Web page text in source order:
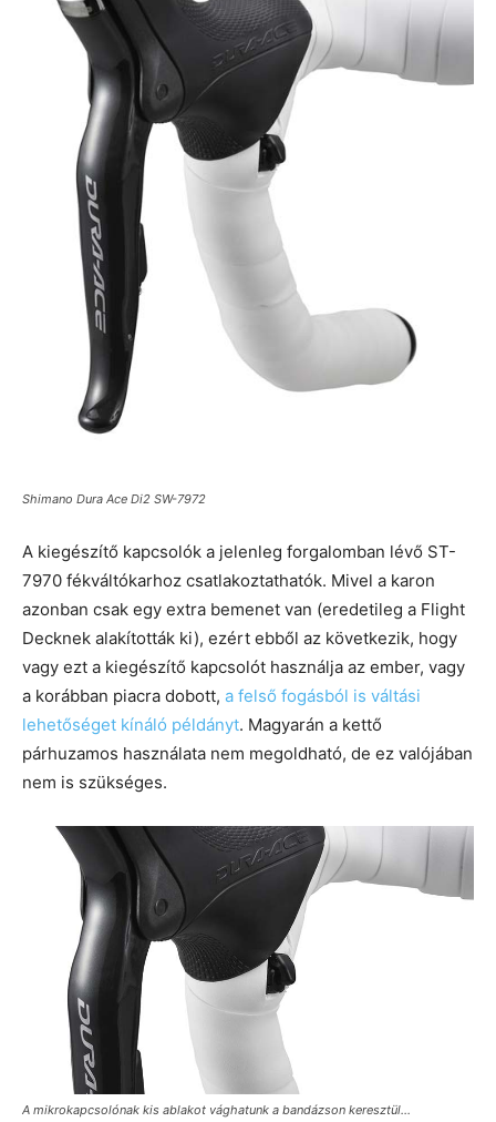
Shimano Dura Ace Di2 SW-7972
A kiegészítő kapcsolók a jelenleg forgalomban lévő ST-
7970 fékváltókarhoz csatlakoztathatók. Mivel a karon
azonban csak egy extra bemenet van (eredetileg a Flight
Decknek alakították ki), ezért ebből az következik, hogy
vagy ezt a kiegészítő kapcsolót használja az ember, vagy
a korábban piacra dobott, a felső fogásból is váltási
lehetőséget kínáló példányt. Magyarán a kettő
párhuzamos használata nem megoldható, de ez valójában
nem is szükséges.
A mikrokapcsolónak kis ablakot vághatunk a bandázson keresztül…